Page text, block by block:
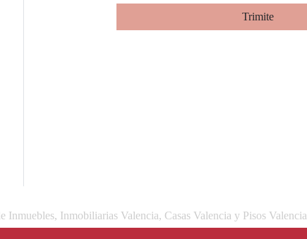
Trimite
Inmobiliarias Valencia, Casas Valencia y Pisos Valencia